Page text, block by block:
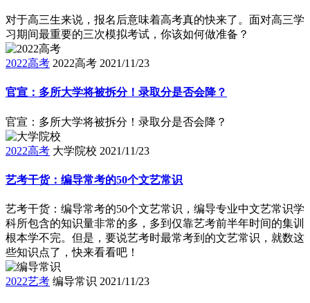
对于高三生来说，报名后意味着高考真的快来了。面对高三学
习期间最重要的三次模拟考试，你该如何做准备？
2022高考 2022高考 2021/11/23
官宣：多所大学将被拆分！录取分是否会降？
官宣：多所大学将被拆分！录取分是否会降？
2022高考 大学院校 2021/11/23
艺考干货：编导常考的50个文艺常识
艺考干货：编导常考的50个文艺常识，编导专业中文艺常识学
科所包含的知识量非常的多，多到仅靠艺考前半年时间的集训
根本学不完。但是，要说艺考时最常考到的文艺常识，就数这
些知识点了，快来看看吧！
2022艺考 编导常识 2021/11/23